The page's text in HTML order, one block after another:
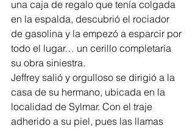
una caja de regalo que tenía colgada
en la espalda, descubrió el rociador
de gasolina y la empezó a esparcir por
todo el lugar… un cerillo completaría
su obra siniestra.
Jeffrey salió y orgulloso se dirigió a la
casa de su hermano, ubicada en la
localidad de Sylmar. Con el traje
adherido a su piel, pues las llamas